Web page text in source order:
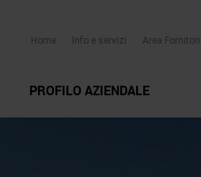
Home Info e servizi Area Fornitori
PROFILO AZIENDALE